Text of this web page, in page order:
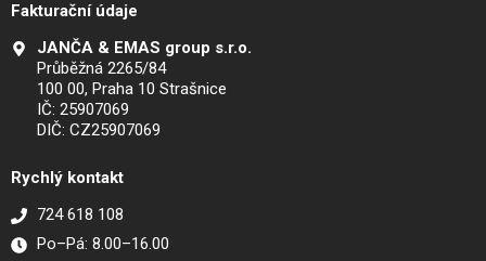
Fakturační údaje
JANČA & EMAS group s.r.o.
Průběžná 2265/84
100 00, Praha 10 Strašnice
IČ: 25907069
DIČ: CZ25907069
Rychlý kontakt
724 618 108
Po–Pá: 8.00–16.00